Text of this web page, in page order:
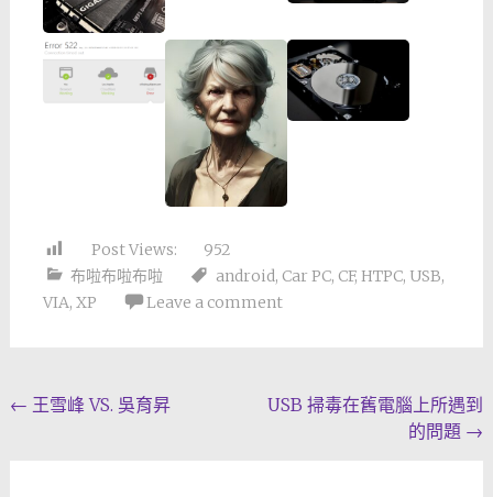
Post Views:
952
布啦布啦布啦
android, Car PC, CF, HTPC, USB,
VIA, XP Leave a comment
Post
← 王雪峰 VS. 吳育昇
USB 掃毒在舊電腦上所遇到
的問題 →